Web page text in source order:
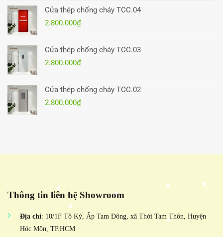
Cửa thép chống cháy TCC.04
2.800.000₫
Cửa thép chống cháy TCC.03
2.800.000₫
Cửa thép chống cháy TCC.02
2.800.000₫
Thông tin liên hệ Showroom
Địa chỉ: 10/1F Tô Ký, Ấp Tam Đông, xã Thới Tam Thôn, Huyện
Hóc Môn, TP.HCM